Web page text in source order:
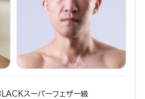
スーパーフェザー級